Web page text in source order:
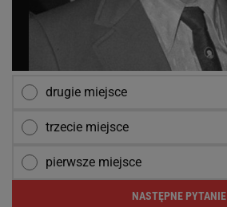
drugie miejsce
trzecie miejsce
pierwsze miejsce
NASTĘPNE PYTANIE